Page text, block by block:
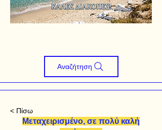
Αναζήτηση
< Πίσω
Μεταχειρισμένο, σε πολύ καλή